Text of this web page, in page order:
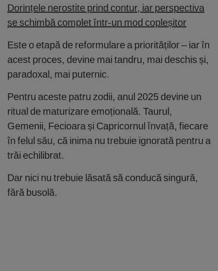
Dorințele nerostite prind contur, iar perspectiva
se schimbă complet într-un mod copleșitor
Este o etapă de reformulare a priorităților – iar în
acest proces, devine mai tandru, mai deschis și,
paradoxal, mai puternic.
Pentru aceste patru zodii, anul 2025 devine un
ritual de maturizare emoțională. Taurul,
Gemenii, Fecioara și Capricornul învață, fiecare
în felul său, că inima nu trebuie ignorată pentru a
trăi echilibrat.
Dar nici nu trebuie lăsată să conducă singură,
fără busolă.